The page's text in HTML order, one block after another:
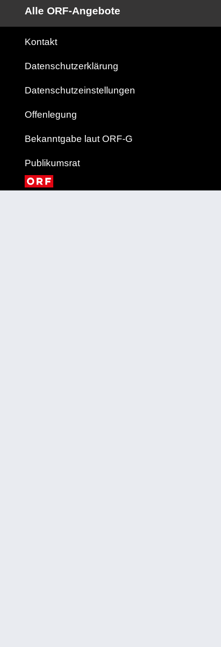
Alle ORF-Angebote
Kontakt
Datenschutzerklärung
Datenschutzeinstellungen
Offenlegung
Bekanntgabe laut ORF-G
Publikumsrat